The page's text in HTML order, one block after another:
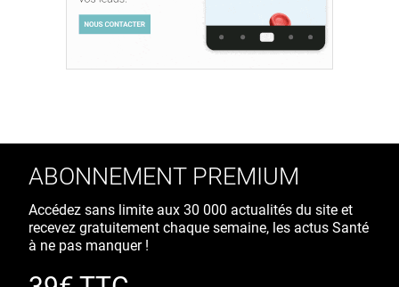
ABONNEMENT PREMIUM
Accédez sans limite aux 30 000 actualités du site et
recevez gratuitement chaque semaine, les actus Santé
à ne pas manquer !